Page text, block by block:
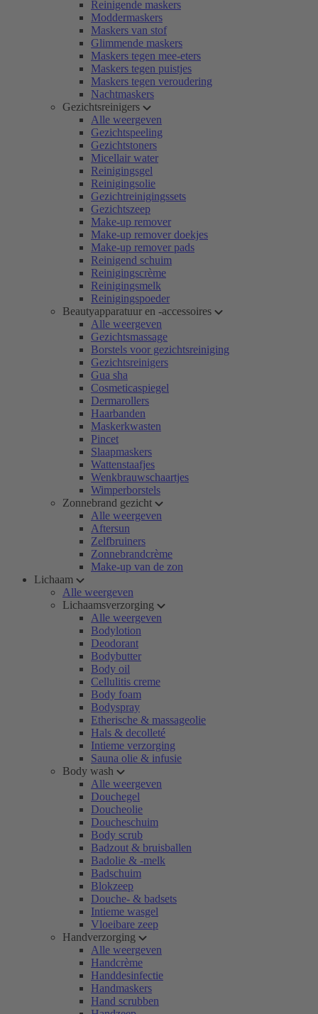
Reinigende maskers
Moddermaskers
Maskers van stof
Glimmende maskers
Maskers tegen mee-eters
Maskers tegen puistjes
Maskers tegen veroudering
Nachtmaskers
Gezichtsreinigers
Alle weergeven
Gezichtspeeling
Gezichtstoners
Micellair water
Reinigingsgel
Reinigingsolie
Gezichtreinigingssets
Gezichtszeep
Make-up remover
Make-up remover doekjes
Make-up remover pads
Reinigend schuim
Reinigingscrème
Reinigingsmelk
Reinigingspoeder
Beautyapparatuur en -accessoires
Alle weergeven
Gezichtsmassage
Borstels voor gezichtsreiniging
Gezichtsreinigers
Gua sha
Cosmeticaspiegel
Dermarollers
Haarbanden
Maskerkwasten
Pincet
Slaapmaskers
Wattenstaafjes
Wenkbrauwschaartjes
Wimperborstels
Zonnebrand gezicht
Alle weergeven
Aftersun
Zelfbruiners
Zonnebrandcrème
Make-up van de zon
Lichaam
Alle weergeven
Lichaamsverzorging
Alle weergeven
Bodylotion
Deodorant
Bodybutter
Body oil
Cellulitis creme
Body foam
Bodyspray
Etherische & massageolie
Hals & decolleté
Intieme verzorging
Sauna olie & infusie
Body wash
Alle weergeven
Douchegel
Doucheolie
Doucheschuim
Body scrub
Badzout & bruisballen
Badolie & -melk
Badschuim
Blokzeep
Douche- & badsets
Intieme wasgel
Vloeibare zeep
Handverzorging
Alle weergeven
Handcrème
Handdesinfectie
Handmaskers
Hand scrubben